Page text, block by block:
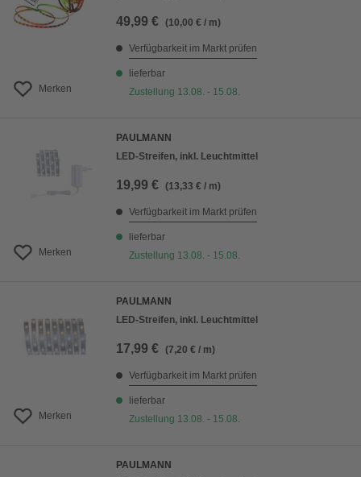
Merken
49,99 € (10,00 € / m)
Verfügbarkeit im Markt prüfen
lieferbar
Zustellung 13.08. - 15.08.
Merken
PAULMANN
LED-Streifen, inkl. Leuchtmittel
19,99 € (13,33 € / m)
Verfügbarkeit im Markt prüfen
lieferbar
Zustellung 13.08. - 15.08.
Merken
PAULMANN
LED-Streifen, inkl. Leuchtmittel
17,99 € (7,20 € / m)
Verfügbarkeit im Markt prüfen
lieferbar
Zustellung 13.08. - 15.08.
PAULMANN